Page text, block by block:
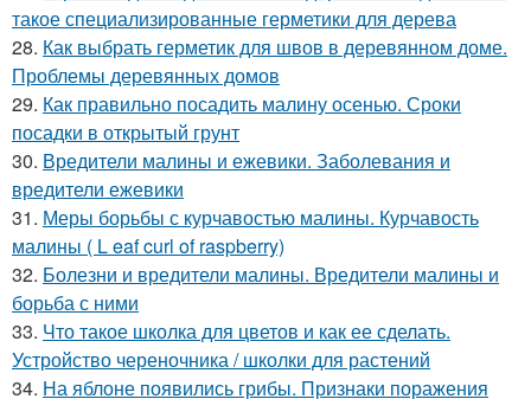
такое специализированные герметики для дерева
28. Как выбрать герметик для швов в деревянном доме.
Проблемы деревянных домов
29. Как правильно посадить малину осенью. Сроки
посадки в открытый грунт
30. Вредители малины и ежевики. Заболевания и
вредители ежевики
31. Меры борьбы с курчавостью малины. Курчавость
малины ( L eaf curl of raspberry)
32. Болезни и вредители малины. Вредители малины и
борьба с ними
33. Что такое школка для цветов и как ее сделать.
Устройство череночника / школки для растений
34. На яблоне появились грибы. Признаки поражения